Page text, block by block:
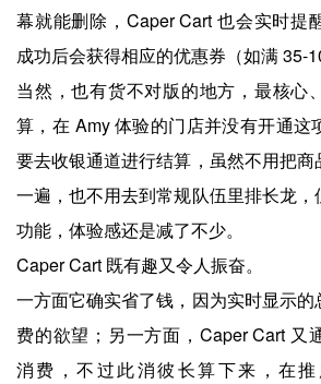
幕就能删除，Caper Cart 也会实时提
成功后会获得相应的优惠券（如满 35-
当然，也有货不对版的地方，最核心
算，在 Amy 体验的门店并没有开通这
要去收银通道进行结算，虽然不用把商
一遍，也不用去到常规队伍里排长龙，
功能，体验感还是减了不少。
Caper Cart 既有趣又令人振奋。
一方面它确实省了钱，因为实时显示的
费的欲望；另一方面，Caper Cart 又
消费，不过此消彼长算下来，在